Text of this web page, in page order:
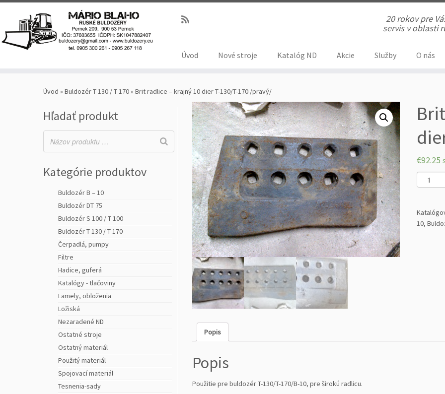
20 rokov pre
servis v oblasti
Úvod Nové stroje Katalóg ND Akcie Služby O nás
Úvod » Buldozér T 130 / T 170» Brit radlice – krajný 10 dier T-130/T-170 /pravý/
Hľadať produkt
Kategórie produktov
Buldozér B – 10
Buldozér DT 75
Buldozér S 100 / T 100
Buldozér T 130 / T 170
Čerpadlá, pumpy
Filtre
Hadice, guferá
Katalógy - tlačoviny
Lamely, obloženia
Ložiská
Nezaradené ND
Ostatné stroje
Ostatný materiál
Použitý materiál
Spojovací materiál
Tesnenia-sady
€92.25
n
ž
s
l
10,
Popis
Popis
Použitie pre buldozér T-130/T-170/B-10, pre širokú radlicu.